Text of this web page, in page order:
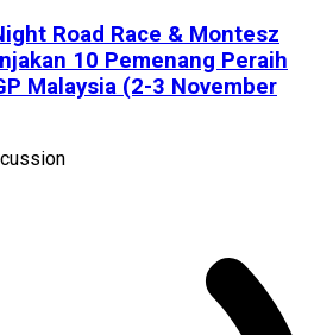
Road Race & Montesz
10 Pemenang Peraih
Malaysia (2-3 November